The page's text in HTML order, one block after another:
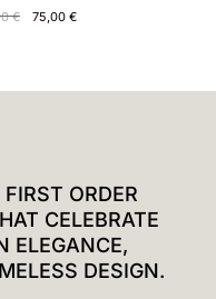
€ 75,00 €
ORDER
CELEBRATE
ELEGANCE,
DESIGN.